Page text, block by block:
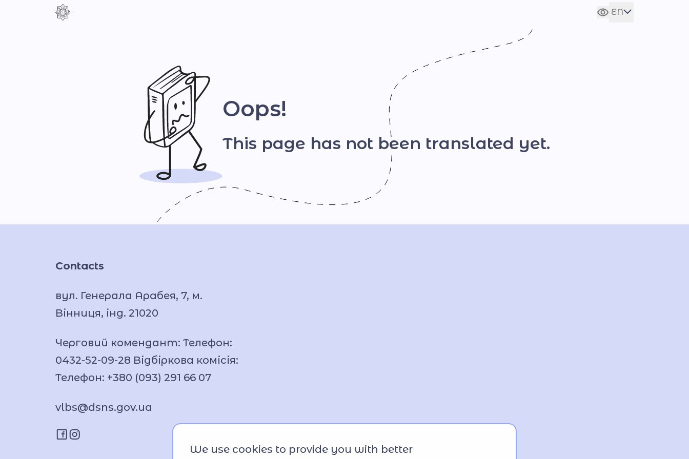
Контраст Сховати налаштування
EN
Oops!
This page has not been translated yet.
Contacts
вул. Генерала Арабея, 7, м.
Вінниця, інд. 21020
Черговий комендант: Телефон:
0432-52-09-28 Відбіркова комісія:
Телефон: +380 (093) 291 66 07
vlbs@dsns.gov.ua
We use cookies to provide you with better